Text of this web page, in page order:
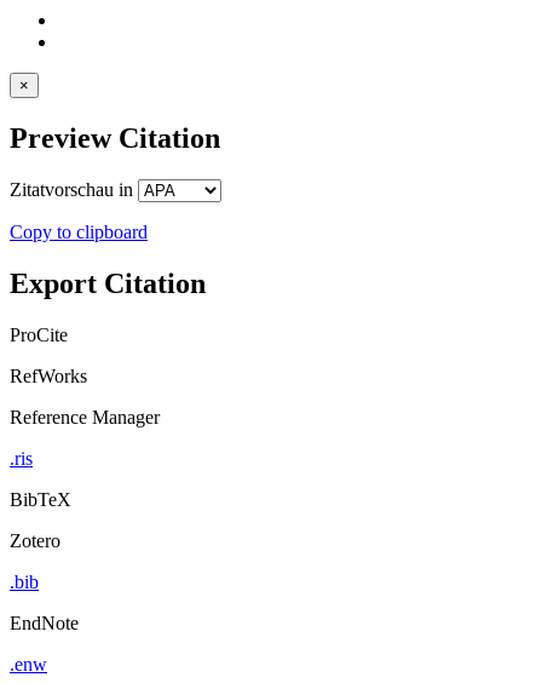
×
Preview Citation
Zitatvorschau in
Copy to clipboard
Export Citation
ProCite
RefWorks
Reference Manager
.ris
BibTeX
Zotero
.bib
EndNote
.enw